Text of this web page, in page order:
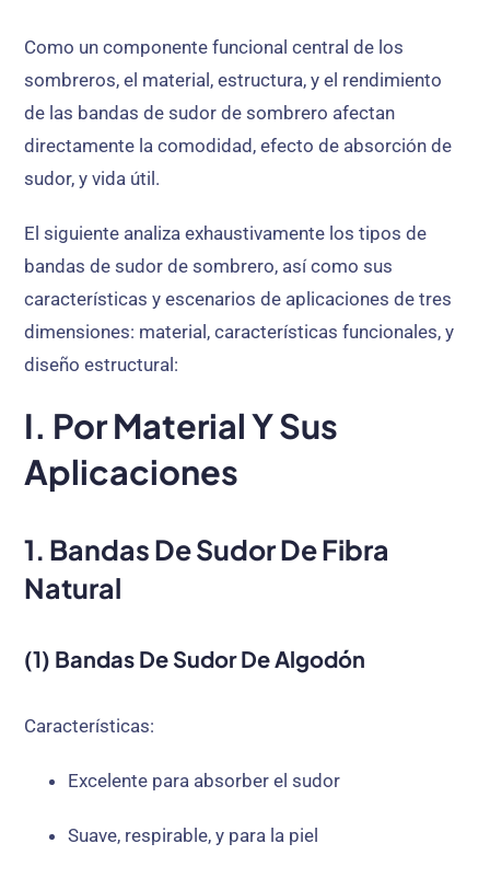
Como un componente funcional central de los
sombreros, el material, estructura, y el rendimiento
de las bandas de sudor de sombrero afectan
directamente la comodidad, efecto de absorción de
sudor, y vida útil.
El siguiente analiza exhaustivamente los tipos de
bandas de sudor de sombrero, así como sus
características y escenarios de aplicaciones de tres
dimensiones: material, características funcionales, y
diseño estructural:
I. Por Material Y Sus
Aplicaciones
1. Bandas De Sudor De Fibra
Natural
(1) Bandas De Sudor De Algodón
Características:
Excelente para absorber el sudor
Suave, respirable, y para la piel